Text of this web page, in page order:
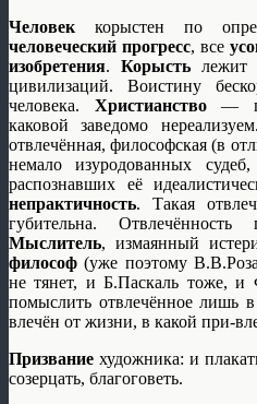
Человек корыстен по
человеческий прогресс, все
изобретения. Корыстьлежит
цивилизаций. Воистину
человека. Христианство—
каковой заведомо
отвлечённая, философская (в
немало изуродованных
распознавших её
непрактичность. Такая
губительна.
Мыслитель, измаянный
философ (уже поэтому
не тянет, и Б.Паскаль тоже,
помыслить отвлечённое лишь
влечён от жизни, в какой при-
Призвание художника: и
созерцать, благоговеть.